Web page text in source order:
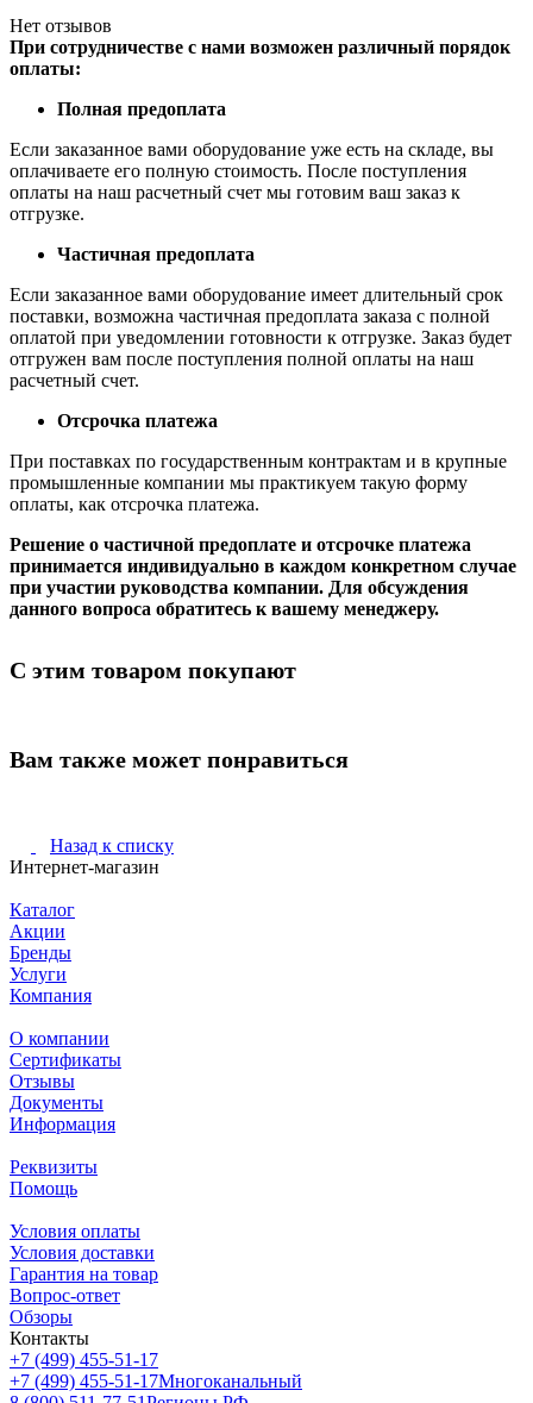
Нет отзывов
При сотрудничестве с нами возможен различный порядок
оплаты:
Полная предоплата
Если заказанное вами оборудование уже есть на складе, вы
оплачиваете его полную стоимость. После поступления
оплаты на наш расчетный счет мы готовим ваш заказ к
отгрузке.
Частичная предоплата
Если заказанное вами оборудование имеет длительный срок
поставки, возможна частичная предоплата заказа с полной
оплатой при уведомлении готовности к отгрузке. Заказ будет
отгружен вам после поступления полной оплаты на наш
расчетный счет.
Отсрочка платежа
При поставках по государственным контрактам и в крупные
промышленные компании мы практикуем такую форму
оплаты, как отсрочка платежа.
Решение о частичной предоплате и отсрочке платежа
принимается индивидуально в каждом конкретном случае
при участии руководства компании. Для обсуждения
данного вопроса обратитесь к вашему менеджеру.
С этим товаром покупают
Вам также может понравиться
Назад к списку
Интернет-магазин
Каталог
Акции
Бренды
Услуги
Компания
О компании
Сертификаты
Отзывы
Документы
Информация
Реквизиты
Помощь
Условия оплаты
Условия доставки
Гарантия на товар
Вопрос-ответ
Обзоры
Контакты
+7 (499) 455-51-17
+7 (499) 455-51-17Многоканальный